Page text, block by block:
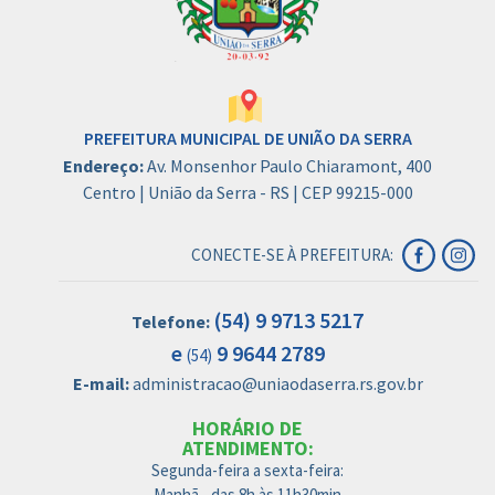
PREFEITURA MUNICIPAL DE UNIÃO DA SERRA
Endereço:Av. Monsenhor Paulo Chiaramont, 400
Centro | União da Serra - RS | CEP 99215-000
CONECTE-SE À PREFEITURA:
Telefone: (54) 9 9713 5217
e (54) 9 9644 2789
E-mail:administracao@uniaodaserra.rs.gov.br
HORÁRIO DE
ATENDIMENTO:
Segunda-feira a sexta-feira: